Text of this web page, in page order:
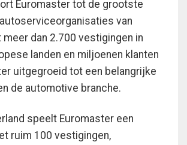
Euromaster tot de grootste
van
meer dan 2.700 vestigingen in
landen en miljoenen klanten
uitgegroeid tot een belangrijke
de automotive branche.
speelt Euromaster een
ruim 100 vestigingen,